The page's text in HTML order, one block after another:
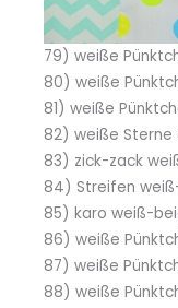
79) weiße
80) weiße
81) weiße
82) weiße Sterne
83) zick-zack
84) Streifen
85) karo weiß-
86) weiße
87) weiße
88) weiße